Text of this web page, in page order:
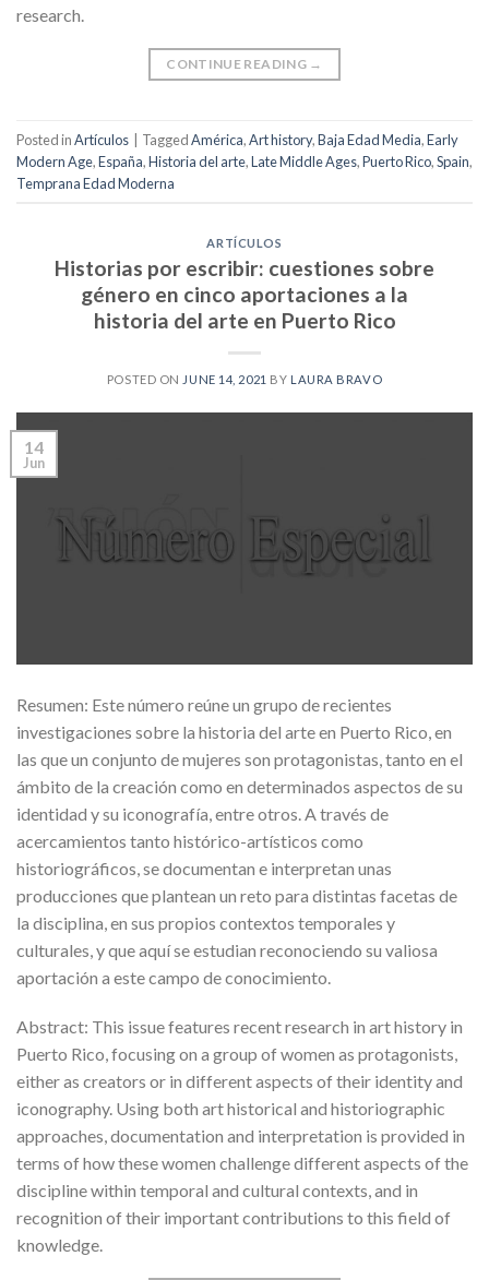
research.
CONTINUE READING →
Posted inArtículos | TaggedAmérica,Art history,Baja Edad Media,Early
Modern Age,España,Historia del arte,Late Middle Ages,Puerto Rico,Spain,
Temprana Edad Moderna
ARTÍCULOS
Historias por escribir: cuestiones sobre
género en cinco aportaciones a la
historia del arte en Puerto Rico
POSTED ON JUNE 14, 2021 BY LAURA BRAVO
14
Jun
Resumen: Este número reúne un grupo de recientes
investigaciones sobre la historia del arte en Puerto Rico, en
las que un conjunto de mujeres son protagonistas, tanto en el
ámbito de la creación como en determinados aspectos de su
identidad y su iconografía, entre otros. A través de
acercamientos tanto histórico-artísticos como
historiográficos, se documentan e interpretan unas
producciones que plantean un reto para distintas facetas de
la disciplina, en sus propios contextos temporales y
culturales, y que aquí se estudian reconociendo su valiosa
aportación a este campo de conocimiento.
Abstract: This issue features recent research in art history in
Puerto Rico, focusing on a group of women as protagonists,
either as creators or in different aspects of their identity and
iconography. Using both art historical and historiographic
approaches, documentation and interpretation is provided in
terms of how these women challenge different aspects of the
discipline within temporal and cultural contexts, and in
recognition of their important contributions to this field of
knowledge.